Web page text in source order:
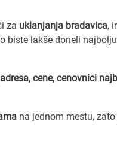
za uklanjanja bradavica,
biste lakše doneli
cene, cenovnici
na jednom mestu,